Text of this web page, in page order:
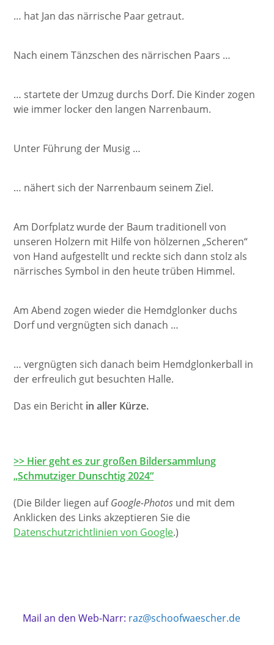
… hat Jan das närrische Paar getraut.
Nach einem Tänzschen des närrischen Paars …
… startete der Umzug durchs Dorf. Die Kinder zogen
wie immer locker den langen Narrenbaum.
Unter Führung der Musig …
… nähert sich der Narrenbaum seinem Ziel.
Am Dorfplatz wurde der Baum traditionell von
unseren Holzern mit Hilfe von hölzernen „Scheren“
von Hand aufgestellt und reckte sich dann stolz als
närrisches Symbol in den heute trüben Himmel.
Am Abend zogen wieder die Hemdglonker duchs
Dorf und vergnügten sich danach …
… vergnügten sich danach beim Hemdglonkerball in
der erfreulich gut besuchten Halle.
Das ein Bericht in aller Kürze.
>> Hier geht es zur großen Bildersammlung
„Schmutziger Dunschtig 2024“
(Die Bilder liegen aufGoogle-Photos und mit dem
Anklicken des Links akzeptieren Sie die
Datenschutzrichtlinien von Google.)
Mail an den Web-Narr: raz@schoofwaescher.de